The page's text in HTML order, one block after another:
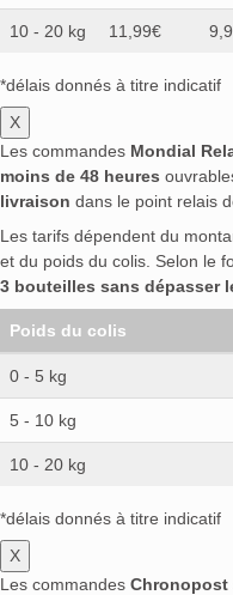
10 - 20 kg 11,99€
*délais donnés à titre indicatif
X
Les commandes Mondial
moins de 48 heures
livraison dans le point relais
Les tarifs dépendent du
et du poids du colis. Selon le
3 bouteilles sans dépasser
Poids du colis
0 - 5 kg
5 - 10 kg
10 - 20 kg
*délais donnés à titre indicatif
X
Les commandes Chronopost